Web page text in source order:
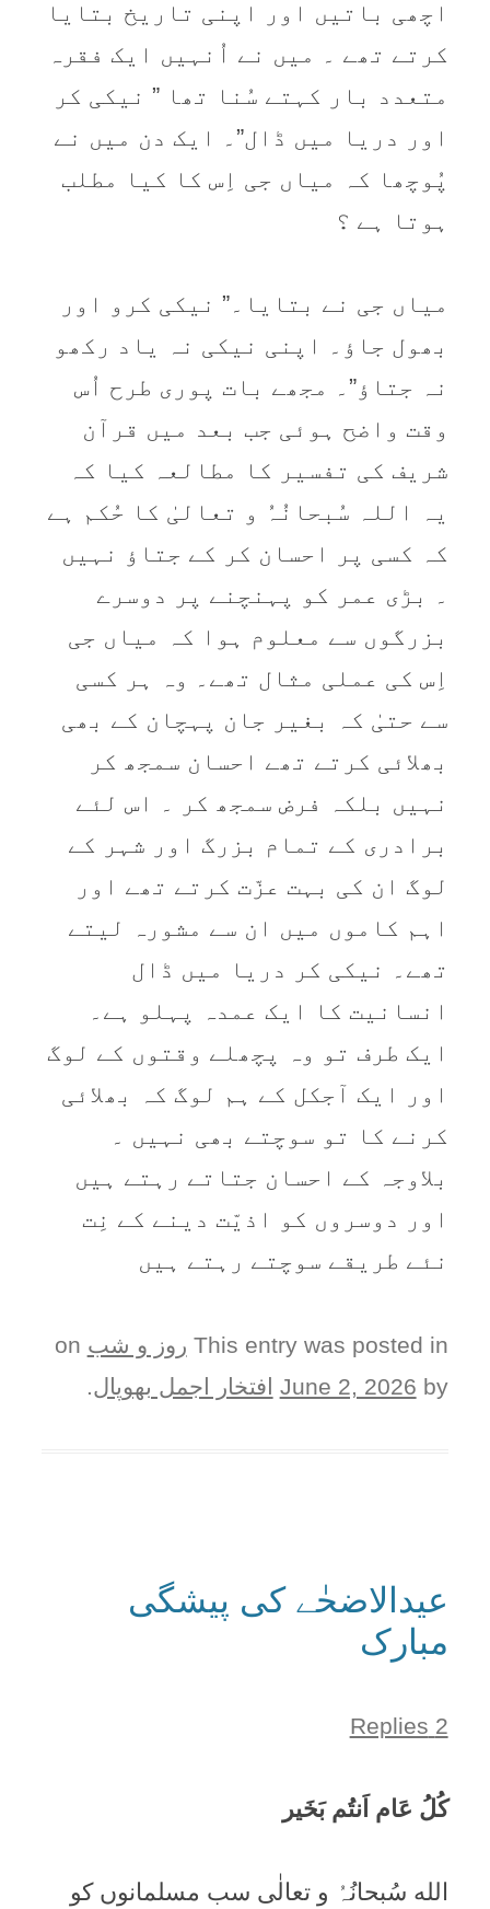
اچھی باتیں اور اپنی تاریخ بتایا
کرتے تھے ۔ میں نے اُنہیں ایک فقرہ
متعدد بار کہتے سُنا تھا ” نیکی کر
اور دریا میں ڈال”۔ ایک دن میں نے
پُوچھا کہ میاں جی اِس کا کیا مطلب
ہوتا ہے ؟
میاں جی نے بتایا۔” نیکی کرو اور
بھول جاؤ۔ اپنی نیکی نہ یاد رکھو
نہ جتاؤ”۔ مجھے بات پوری طرح اُس
وقت واضح ہوئی جب بعد میں قرآن
شریف کی تفسیر کا مطالعہ کیا کہ
یہ اللہ سُبحانُہُ و تعالیٰ کا حُکم ہے
کہ کسی پر احسان کر کے جتاؤ نہیں
۔ بڑی عمر کو پہنچنے پر دوسرے
بزرگوں سے معلوم ہوا کہ میاں جی
اِس کی عملی مثال تھے۔ وہ ہر کسی
سے حتیٰ کہ بغیر جان پہچان کے بھی
بھلائی کرتے تھے احسان سمجھ کر
نہیں بلکہ فرض سمجھ کر ۔ اس لئے
برادری کے تمام بزرگ اور شہر کے
لوگ ان کی بہت عزّت کرتے تھے اور
اہم کاموں میں ان سے مشورہ لیتے
تھے۔ نیکی کر دریا میں ڈال
انسانیت کا ایک عمدہ پہلو ہے۔
ایک طرف تو وہ پچھلے وقتوں کے لوگ
اور ایک آجکل کے ہم لوگ کہ بھلائی
کرنے کا تو سوچتے بھی نہیں ۔
بلاوجہ کے احسان جتاتے رہتے ہیں
اور دوسروں کو اذیّت دینے کے نِت
نئے طریقے سوچتے رہتے ہیں
This entry was posted in روز و شب
June 2, 2026 by افتخار اجمل بھوپال
عیدالاضحٰے کی پیشگی
مبارک
2 Replies
کُلُ عَام اَنتُم بَخَیر
الله سُبحانُہُ و تعالٰی سب مسلمانوں کو